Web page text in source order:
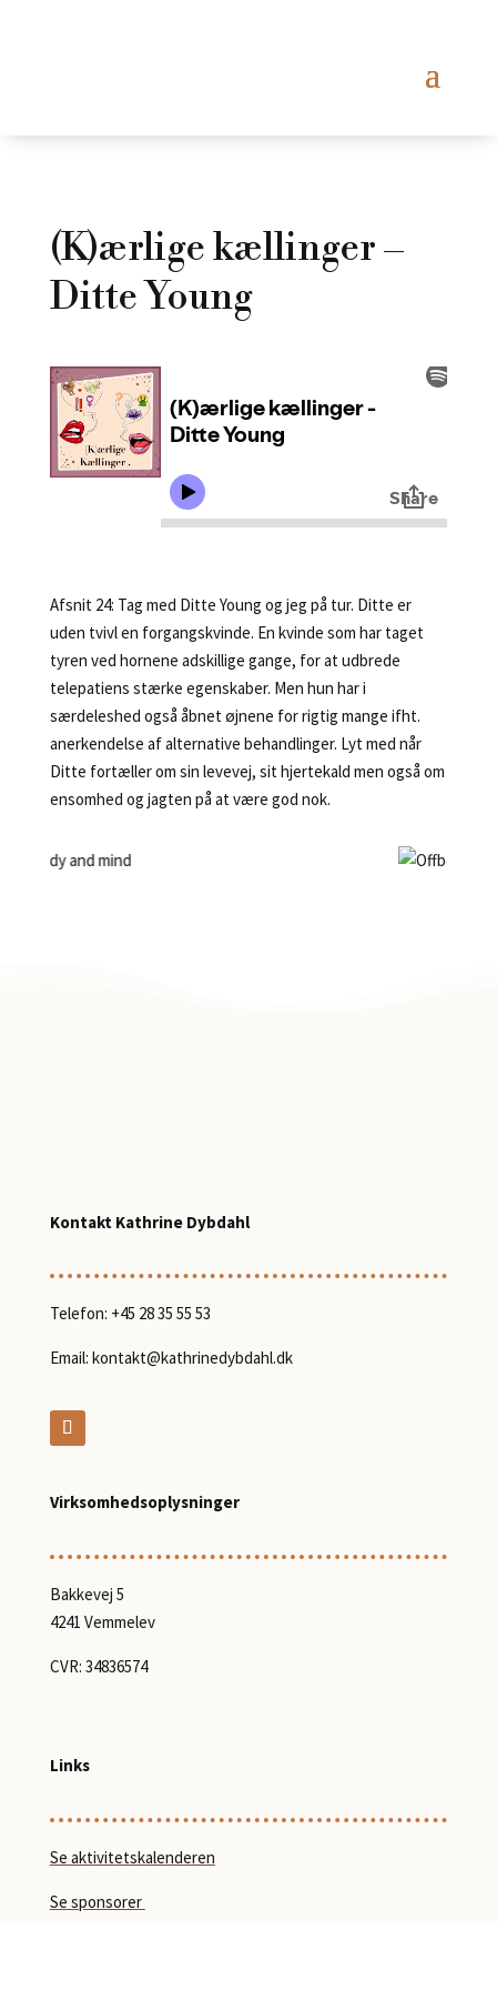
(K)ærlige kællinger –
Ditte Young
Afsnit 24: Tag med Ditte Young og jeg på tur. Ditte er
uden tvivl en forgangskvinde. En kvinde som har taget
tyren ved hornene adskillige gange, for at udbrede
telepatiens stærke egenskaber. Men hun har i
særdeleshed også åbnet øjnene for rigtig mange ifht.
anerkendelse af alternative behandlinger. Lyt med når
Ditte fortæller om sin levevej, sit hjertekald men også om
ensomhed og jagten på at være god nok.
Kontakt Kathrine Dybdahl
Telefon: +45 28 35 55 53
Email: kontakt@kathrinedybdahl.dk
Virksomhedsoplysninger
Bakkevej 5
4241 Vemmelev
CVR: 34836574
Links
Se aktivitetskalenderen
Se sponsorer